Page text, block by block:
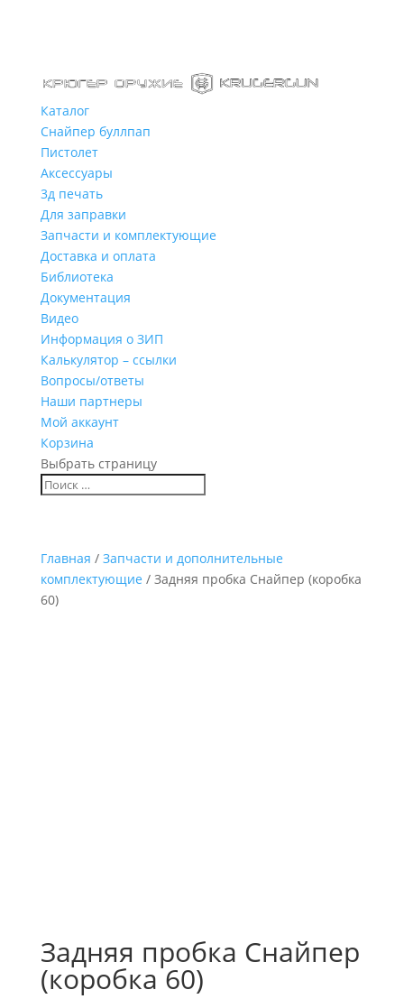
Каталог
Снайпер буллпап
Пистолет
Аксессуары
3д печать
Для заправки
Запчасти и комплектующие
Доставка и оплата
Библиотека
Документация
Видео
Информация о ЗИП
Калькулятор – ссылки
Вопросы/ответы
Наши партнеры
Мой аккаунт
Корзина
Выбрать страницу
Главная / Запчасти и дополнительные
комплектующие / Задняя пробка Снайпер (коробка
60)
Задняя пробка Снайпер
(коробка 60)